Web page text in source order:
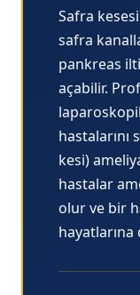
Safra
safra
pankreas
açabilir.
kesi)
hastalar
olur ve bir
hayatlarına